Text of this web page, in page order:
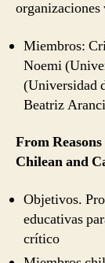
organizaciones
Miembros:
Noemi
(Universidad
Beatriz
From
Chilean and
Objetivos.
educativas
crítico